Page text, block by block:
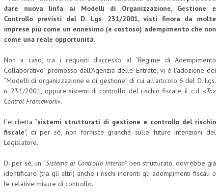
dare nuova linfa ai Modelli di Organizzazione, Gestione e
Controllo previsti dal D. Lgs. 231/2001, visti finora da molte
imprese più come un ennesimo (e costoso) adempimento che non
come una reale opportunità.
Non a caso, tra i requisiti d’accesso al “Regime di Adempimento
Collaborativo” promosso dall’Agenzia delle Entrate, vi è l’adozione dei
“Modelli di organizzazione e di gestione” di cui all’articolo 6 del D. Lgs.
n. 231/2001, oppure sistemi di controllo del rischio fiscale, il c.d. «Tax
Control Framework».
L’etichetta “sistemi strutturati di gestione e controllo del rischio
fiscale“, di per sé, non fornisce granché sulle future intenzioni del
Legislatore.
Di per sé, un “Sistema di Controllo Interno” ben strutturato, dovrebbe già
identificare (tra gli altri) anche i rischi inerenti gli adempimenti fiscali e
le relative misure di controllo.